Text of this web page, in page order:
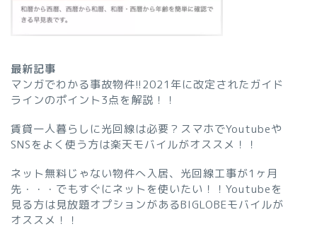
最新記事
マンガでわかる事故物件!!2021年に改定されたガイド
ラインのポイント3点を解説！！
賃貸一人暮らしに光回線は必要？スマホでYoutubeや
SNSをよく使う方は楽天モバイルがオススメ！！
ネット無料じゃない物件へ入居、光回線工事が1ヶ月
先・・・でもすぐにネットを使いたい！！Youtubeを
見る方は見放題オプションがあるBIGLOBEモバイルが
オススメ！！